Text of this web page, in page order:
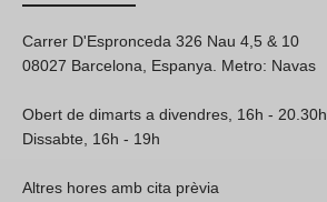
Carrer D'Espronceda 326 Nau 4,5 & 10
08027 Barcelona, Espanya. Metro: Navas
Obert de dimarts a divendres, 16h - 20.30h
Dissabte, 16h - 19h
Altres hores amb cita prèvia